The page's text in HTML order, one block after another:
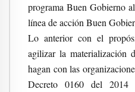
programa Buen Gobierno
línea de acción Buen
Lo anterior con el
agilizar la materialización
hagan con las
Decreto 0160 del